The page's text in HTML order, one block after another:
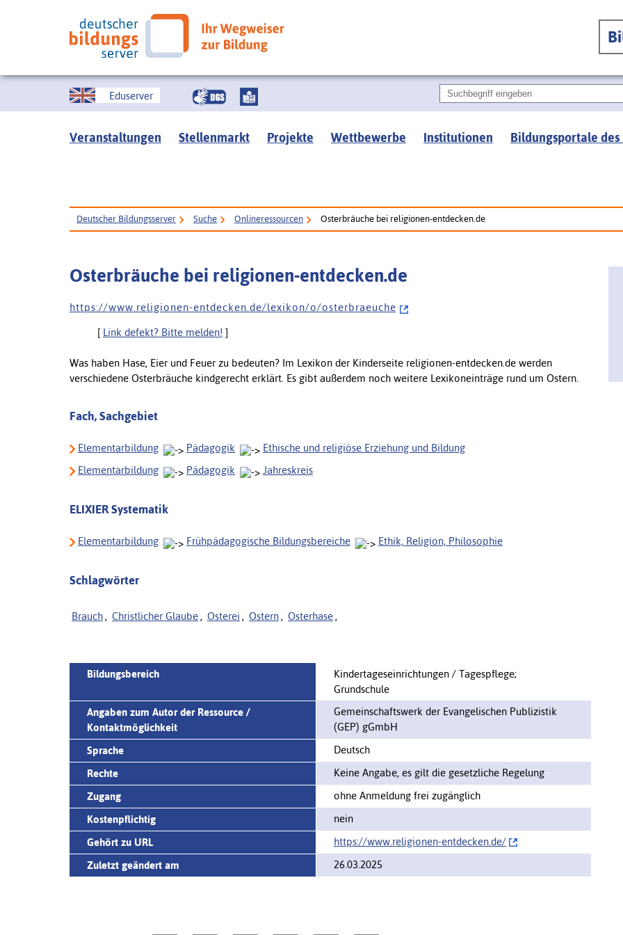
Eduserver
Veranstaltungen Stellenmarkt Projekte Wettbewerbe Institutionen Bildungsportale des
Deutscher Bildungsserver Suche Onlineressourcen Osterbräuche bei religionen-entdecken.de
Osterbräuche bei religionen-entdecken.de
h t t p s : / / w w w . r e l i g i o n e n - e n t d e c k e n . d e / l e x i k o n / o / o s t e r b r a e u c h e
[ Link defekt? Bitte melden! ]
Was haben Hase, Eier und Feuer zu bedeuten? Im Lexikon der Kinderseite religionen-entdecken.de werden
verschiedene Osterbräuche kindgerecht erklärt. Es gibt außerdem noch weitere Lexikoneinträge rund um Ostern.
Fach, Sachgebiet
Elementarbildung Pädagogik
Ethische und religiöse Erziehung und Bildung
Elementarbildung
Pädagogik Jahreskreis
ELIXIER Systematik
Elementarbildung Frühpädagogische Bildungsbereiche Ethik, Religion, Philosophie
Schlagwörter
Brauch , Christlicher Glaube , Osterei , Ostern , Osterhase ,
Bildungsbereich
Kindertageseinrichtungen / Tagespflege;
Grundschule
Angaben zum Autor der Ressource /
Kontaktmöglichkeit
Gemeinschaftswerk der Evangelischen Publizistik
(GEP) gGmbH
Sprache
Deutsch
Rechte
Keine Angabe, es gilt die gesetzliche Regelung
Zugang
ohne Anmeldung frei zugänglich
Kostenpflichtig
nein
Gehört zu URL
https://www.religionen-entdecken.de/‌
Zuletzt geändert am
26.03.2025